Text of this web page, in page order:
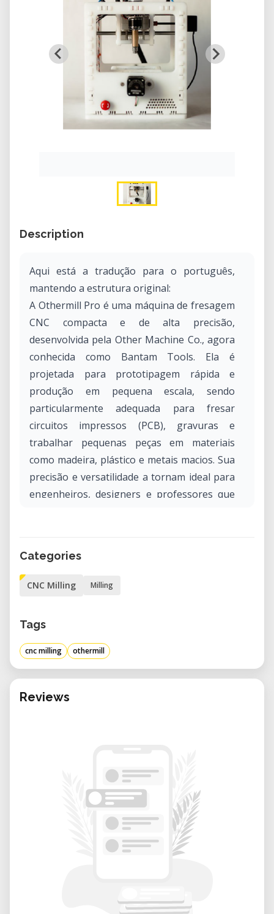
Description
Aqui está a tradução para o português,
mantendo a estrutura original:
A Othermill Pro é uma máquina de fresagem
CNC compacta e de alta precisão,
desenvolvida pela Other Machine Co., agora
conhecida como Bantam Tools. Ela é
projetada para prototipagem rápida e
produção em pequena escala, sendo
particularmente adequada para fresar
circuitos impressos (PCB), gravuras e
trabalhar pequenas peças em materiais
como madeira, plástico e metais macios. Sua
precisão e versatilidade a tornam ideal para
engenheiros, designers e professores que
laboratório?
oferece acesso a tecnologia CNC
significativo. É perfeita para quem deseja
criar protótipos, produzir PCBs
personalizados ou explorar a fresagem CNC
em um ambiente colaborativo.
garantir o sucesso dos projetos de
• Acesso flexível: Reserve a máquina de
acordo com o seu calendário de projeto, seja
por algumas horas ou por vários dias.
Categories
CNC Milling Milling
Tags
cnc milling othermill
Reviews